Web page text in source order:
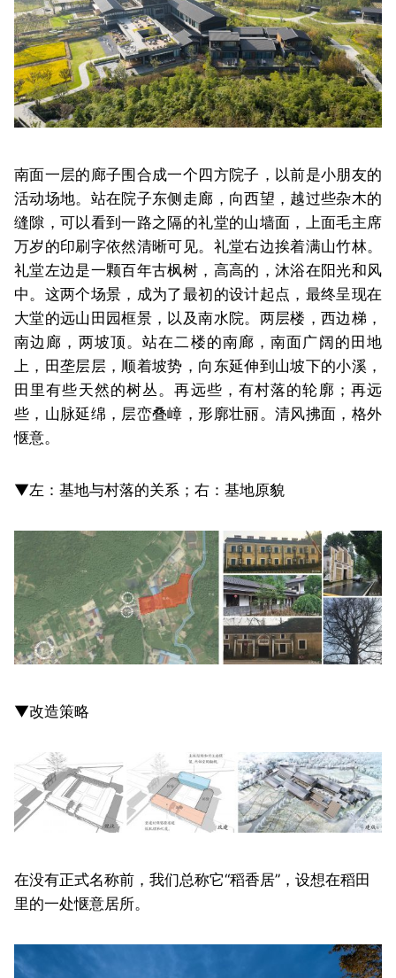
南面一层的廊子围合成一个四方院子，以前是小朋友的
活动场地。站在院子东侧走廊，向西望，越过些杂木的
缝隙，可以看到一路之隔的礼堂的山墙面，上面毛主席
万岁的印刷字依然清晰可见。礼堂右边挨着满山竹林。
礼堂左边是一颗百年古枫树，高高的，沐浴在阳光和风
中。这两个场景，成为了最初的设计起点，最终呈现在
大堂的远山田园框景，以及南水院。两层楼，西边梯，
南边廊，两坡顶。站在二楼的南廊，南面广阔的田地
上，田垄层层，顺着坡势，向东延伸到山坡下的小溪，
田里有些天然的树丛。再远些，有村落的轮廓；再远
些，山脉延绵，层峦叠嶂，形廓壮丽。清风拂面，格外
惬意。
▼左：基地与村落的关系；右：基地原貌
▼改造策略
在没有正式名称前，我们总称它“稻香居”，设想在稻田
里的一处惬意居所。